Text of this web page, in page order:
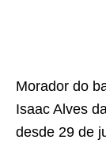
Morador do
Isaac Alves
desde 29 de